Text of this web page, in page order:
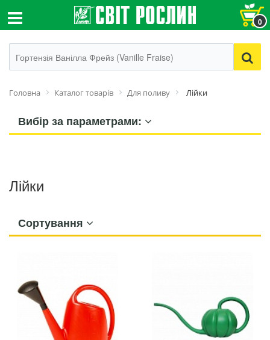
0
Головна Каталог товарів Для поливу Лійки
Вибір за параметрами:
Лійки
Сортування